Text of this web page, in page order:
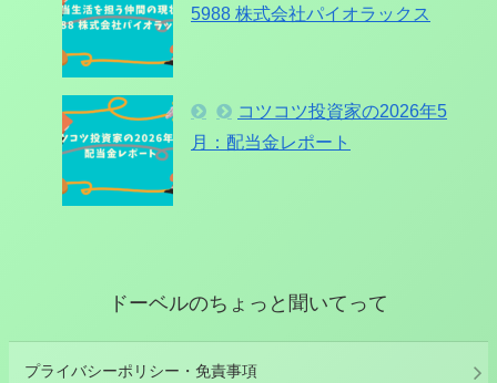
5988 株式会社パイオラックス
コツコツ投資家の2026年5
月：配当金レポート
ドーベルのちょっと聞いてって
プライバシーポリシー・免責事項